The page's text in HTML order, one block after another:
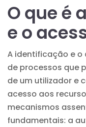
O que é
e o
A identificação e
de processos que
de um utilizador e
acesso aos
mecanismos
fundamentais: a